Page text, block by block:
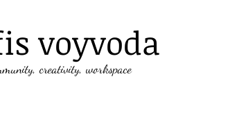
voyvoda
creativity, workspace